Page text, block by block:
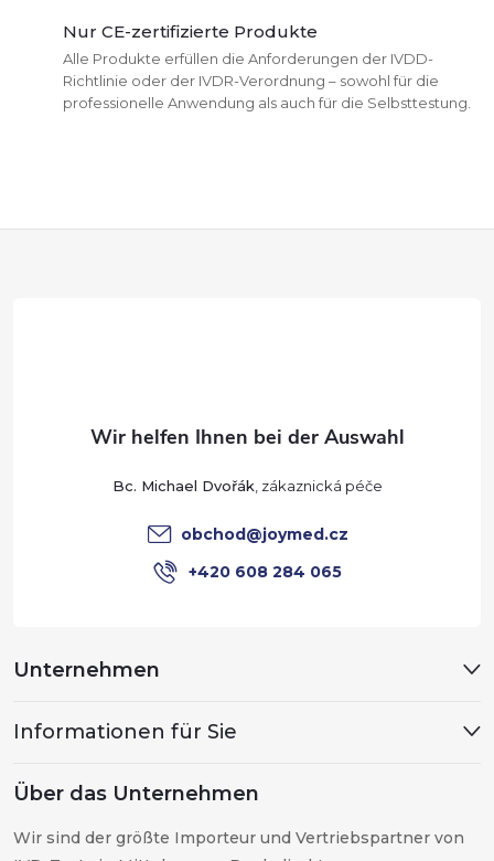
Nur CE-zertifizierte Produkte
Alle Produkte erfüllen die Anforderungen der IVDD-
Richtlinie oder der IVDR-Verordnung – sowohl für die
professionelle Anwendung als auch für die Selbsttestung.
Bc. Michael Dvořák
obchod@joymed.cz
+420 608 284 065
Unternehmen
Informationen für Sie
Über das Unternehmen
Wir sind der größte Importeur und Vertriebspartner von